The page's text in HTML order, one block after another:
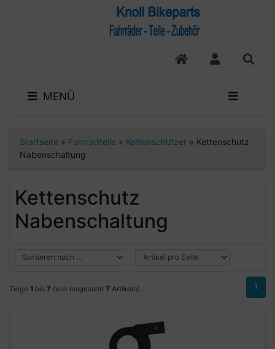
MENÜ
Startseite » Fahrradteile » Kettenschützer » Kettenschutz
Nabenschaltung
Kettenschutz
Nabenschaltung
Zeige 1 bis 7 (von insgesamt 7 Artikeln) 1